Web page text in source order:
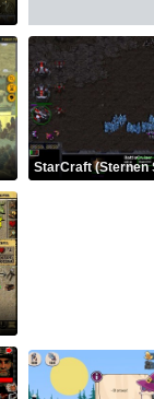
StarCraft (Sternen